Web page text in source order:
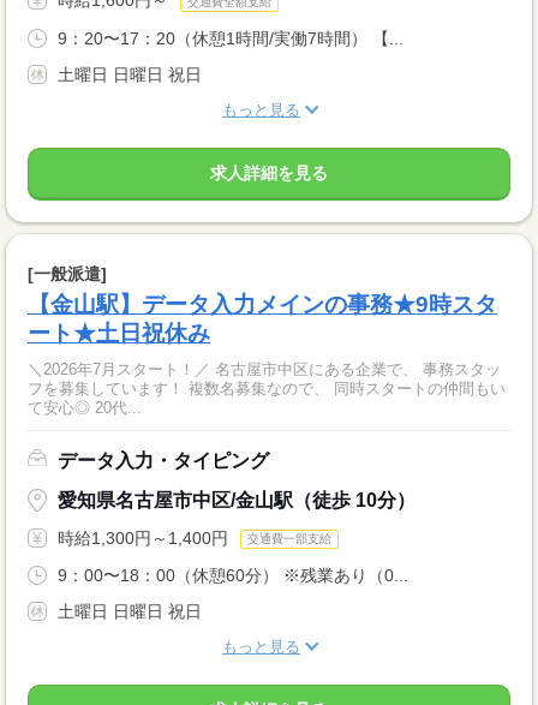
9：20〜17：20（休憩1時間/実働7時間） 【...
土曜日 日曜日 祝日
もっと見る
求人詳細を見る
[一般派遣]
【金山駅】データ入力メインの事務★9時スタ
ート★土日祝休み
＼2026年7月スタート！／ 名古屋市中区にある企業で、 事務スタッ
フを募集しています！ 複数名募集なので、 同時スタートの仲間もい
て安心◎ 20代...
データ入力・タイピング
愛知県名古屋市中区/金山駅（徒歩 10分）
時給1,300円～1,400円 交通費一部支給
9：00〜18：00（休憩60分） ※残業あり（0...
土曜日 日曜日 祝日
もっと見る